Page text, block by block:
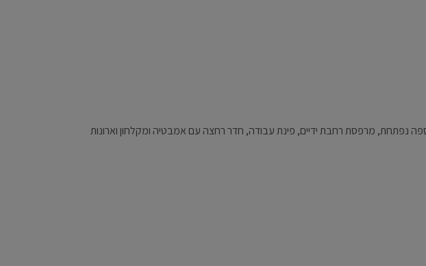
נפתחת, מרפסת רחבת ידיים, פינת עבודה, חדר רחצה עם אמבטיה ומקלחון וארונות